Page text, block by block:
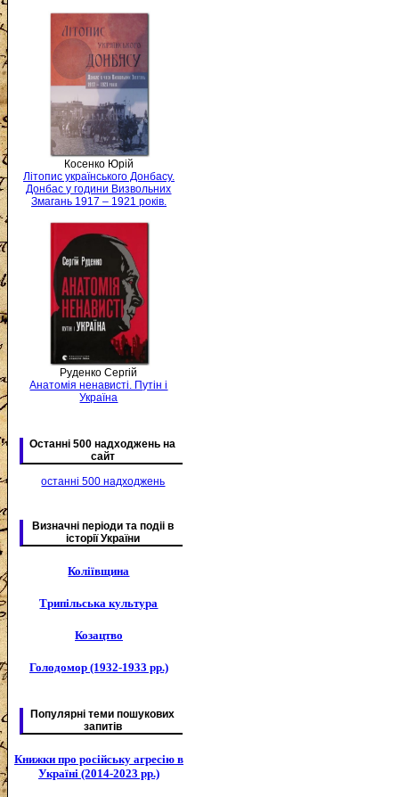
Косенко Юрій
Літопис українського Донбасу.
Донбас у години Визвольних
Змагань 1917 – 1921 років.
Руденко Сергій
Анатомія ненависті. Путін і
Україна
Останні 500 надходжень на
сайт
останні 500 надходжень
Визначні періоди та подіі в
історії України
Коліївщина
Трипільська культура
Козацтво
Голодомор (1932-1933 рр.)
Популярні теми пошукових
запитів
Книжки про російську агресію в
Україні (2014-2023 рр.)